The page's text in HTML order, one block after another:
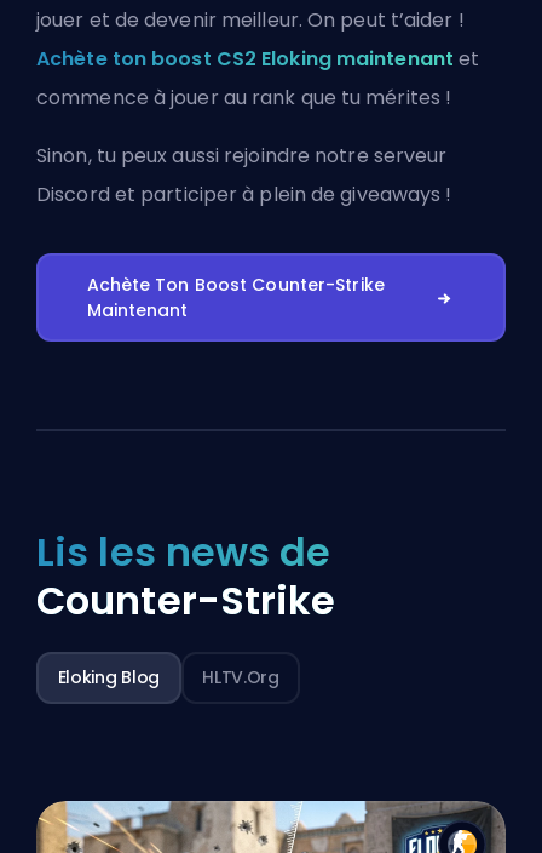
jouer et de devenir meilleur. On peut t’aider !
Achète ton boost CS2 Eloking maintenant et
commence à jouer au rank que tu mérites !
Sinon, tu peux aussi rejoindre notre serveur
Discord et participer à plein de giveaways !
Achète Ton Boost Counter-Strike
Maintenant
Lis les news de
Counter-Strike
Eloking Blog HLTV.org